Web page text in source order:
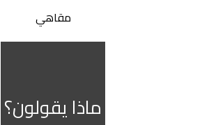
مقاهي
ماذا يقولون؟